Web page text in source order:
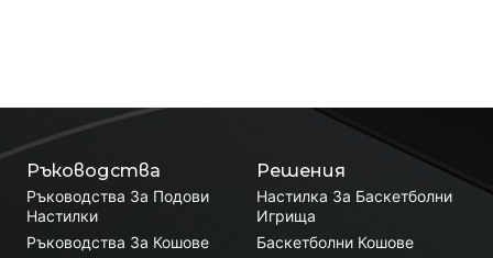
Решения
Настилка За Баскетболни
Игрища
Баскетболни Кошове
Ръководства
Ръководства За Подови
Настилки
Ръководства За Кошове